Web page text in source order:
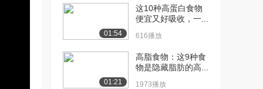
01:54
这10种高蛋白食物
便宜又好吸收，一...
616播放
01:21
高脂食物：这9种食
物是隐藏脂肪的高...
1973播放